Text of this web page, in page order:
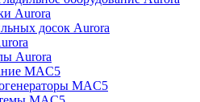
Aurora
досок Aurora
Aurora
MAC5
MAC5